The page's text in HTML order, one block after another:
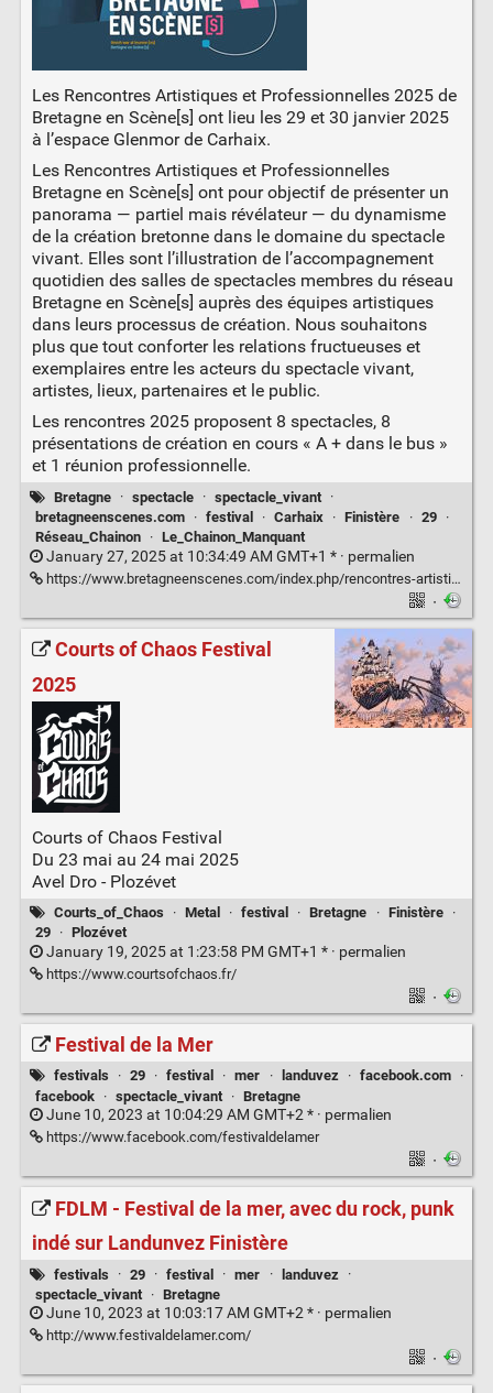
Les Rencontres Artistiques et Professionnelles 2025 de
Bretagne en Scène[s] ont lieu les 29 et 30 janvier 2025
à l’espace Glenmor de Carhaix.
Les Rencontres Artistiques et Professionnelles
Bretagne en Scène[s] ont pour objectif de présenter un
panorama — partiel mais révélateur — du dynamisme
de la création bretonne dans le domaine du spectacle
vivant. Elles sont l’illustration de l’accompagnement
quotidien des salles de spectacles membres du réseau
Bretagne en Scène[s] auprès des équipes artistiques
dans leurs processus de création. Nous souhaitons
plus que tout conforter les relations fructueuses et
exemplaires entre les acteurs du spectacle vivant,
artistes, lieux, partenaires et le public.
Les rencontres 2025 proposent 8 spectacles, 8
présentations de création en cours « A + dans le bus »
et 1 réunion professionnelle.
Bretagne · spectacle · spectacle_vivant ·
bretagneenscenes.com
· festival · Carhaix · Finistère · 29
·
Réseau_Chainon
· Le_Chainon_Manquant
January 27, 2025 at 10:34:49 AM GMT+1 * · permalien
https://www.bretagneenscenes.com/index.php/rencontres-artistiques/
·
Courts of Chaos Festival
2025
Courts of Chaos Festival
Du 23 mai au 24 mai 2025
Avel Dro - Plozévet
Courts_of_Chaos · Metal · festival · Bretagne · Finistère
·
29
· Plozévet
January 19, 2025 at 1:23:58 PM GMT+1 * · permalien
https://www.courtsofchaos.fr/
·
Festival de la Mer
festivals · 29 · festival · mer · landuvez · facebook.com
·
facebook
· spectacle_vivant · Bretagne
June 10, 2023 at 10:04:29 AM GMT+2 * · permalien
https://www.facebook.com/festivaldelamer
·
FDLM - Festival de la mer, avec du rock, punk
indé sur Landunvez Finistère
festivals · 29 · festival · mer · landuvez
·
spectacle_vivant
· Bretagne
June 10, 2023 at 10:03:17 AM GMT+2 * · permalien
http://www.festivaldelamer.com/
·